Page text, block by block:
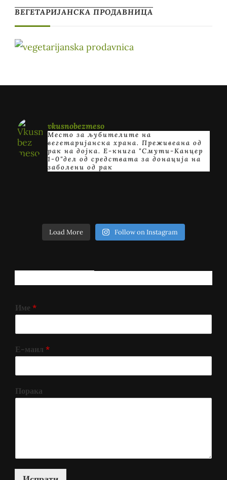
ВЕГЕТАРИЈАНСКА ПРОДАВНИЦА
vkusnobezmeso
Место за љубителите на
вегетаријанска храна. Преживеана од
рак на дојка. E-книга "Смути-Канцер
1-0"дел од средствата за донација на
заболени од рак
Load More Follow on Instagram
Име *
Е-маил *
Порака